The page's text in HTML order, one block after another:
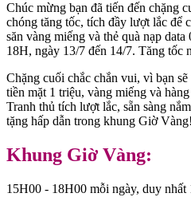
Chúc mừng bạn đã tiến đến chặng
chóng tăng tốc, tích đầy lượt lắc để
săn vàng miếng và thẻ quà nạp
18H, ngày 13/7 đến 14/7. Tăng tốc
Chặng cuối chắc chắn vui, vì bạn
tiền mặt 1 triệu, vàng miếng và
Tranh thủ tích lượt lắc, sẵn sàng
tặng hấp dẫn trong khung Giờ Vàng!
Khung Giờ Vàng:
15H00 - 18H00 mỗi ngày, duy